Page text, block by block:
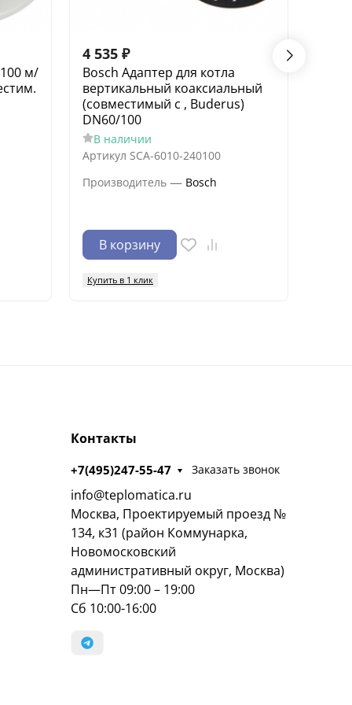
м/
4 535 ₽
Bosch Адаптер для котла
вертикальный коаксиальный
(совместимый с , Buderus)
DN60/100
В наличии
Артикул SCA-6010-240100
Производитель — Bosch
В корзину
Купить в 1 клик
Контакты
+7(495)247-55-47 Заказать звонок
info@teplomatica.ru
Москва, Проектируемый проезд №
134, к31 (район Коммунарка,
Новомосковский
административный округ, Москва)
Пн—Пт 09:00 – 19:00
Сб 10:00-16:00